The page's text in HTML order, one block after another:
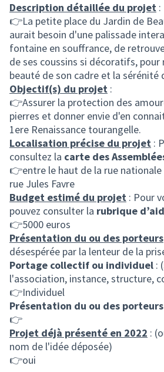
Description détaillée du projet :
👉La petite place du Jardin de
aurait besoin d'une palissade
fontaine en souffrance, de
de ses coussins si décoratifs,
beauté de son cadre et la sérénité
Objectif(s) du projet :
👉Assurer la protection des
pierres et donner envie d'en
1ere Renaissance tourangelle.
Localisation précise du projet :
consultez la carte des
👉entre le haut de la rue
rue Jules Favre
Budget estimé du projet : Pour
pouvez consulter la rubrique
👉5000 euros
Présentation du ou des porteurs
désespérée par la lenteur de la
Portage collectif ou individuel :
l'association, instance, structure,
👉Individuel
Présentation du ou des porteurs
👉
Projet déjà présenté en 2022 :
nom de l'idée déposée)
👉oui